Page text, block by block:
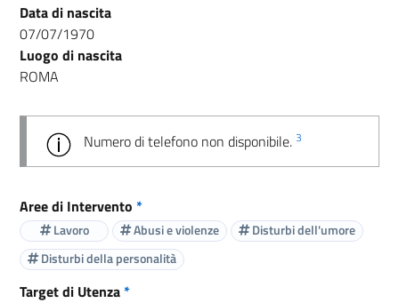
Data di nascita
07/07/1970
Luogo di nascita
ROMA
Numero di telefono non disponibile. 3
Aree di Intervento *
Lavoro Abusi e violenze
Disturbi dell'umore
Disturbi della personalità
Target di Utenza*